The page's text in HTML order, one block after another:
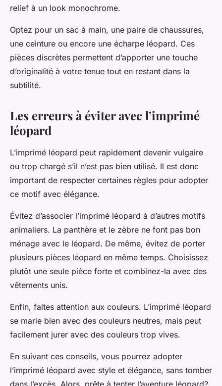
relief à un look monochrome.
Optez pour un sac à main, une paire de chaussures,
une ceinture ou encore une écharpe léopard. Ces
pièces discrètes permettent d’apporter une touche
d’originalité à votre tenue tout en restant dans la
subtilité.
Les erreurs à éviter avec l’imprimé
léopard
L’imprimé léopard peut rapidement devenir vulgaire
ou trop chargé s’il n’est pas bien utilisé. Il est donc
important de respecter certaines règles pour adopter
ce motif avec élégance.
Évitez d’associer l’imprimé léopard à d’autres motifs
animaliers. La panthère et le zèbre ne font pas bon
ménage avec le léopard. De même, évitez de porter
plusieurs pièces léopard en même temps. Choisissez
plutôt une seule pièce forte et combinez-la avec des
vêtements unis.
Enfin, faites attention aux couleurs. L’imprimé léopard
se marie bien avec des couleurs neutres, mais peut
facilement jurer avec des couleurs trop vives.
En suivant ces conseils, vous pourrez adopter
l’imprimé léopard avec style et élégance, sans tomber